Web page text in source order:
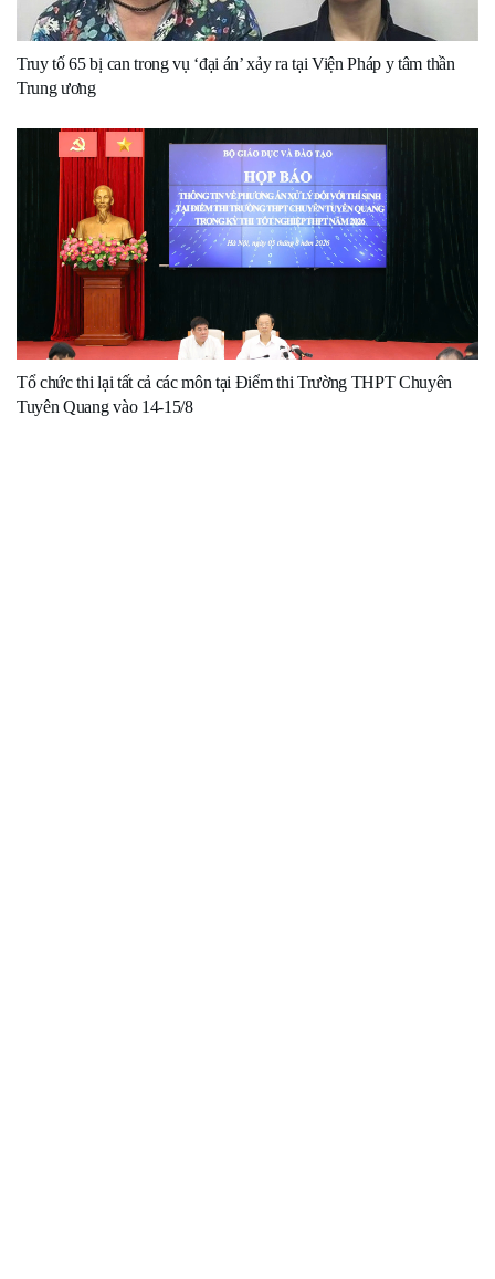
Truy tố 65 bị can trong vụ ‘đại án’ xảy ra tại Viện Pháp y tâm thần
Trung ương
Tổ chức thi lại tất cả các môn tại Điểm thi Trường THPT Chuyên
Tuyên Quang vào 14-15/8